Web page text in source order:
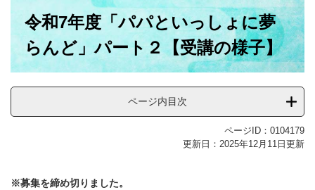
令和7年度「パパといっしょに夢
らんど」パート２【受講の様子】
ページ内目次
ページID：0104179
更新日：2025年12月11日更新
※募集を締め切りました。